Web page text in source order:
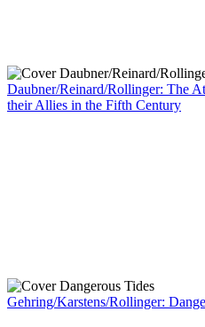
Daubner/Reinard/Rollinger: The
their Allies in the Fifth Century
Gehring/Karstens/Rollinger: